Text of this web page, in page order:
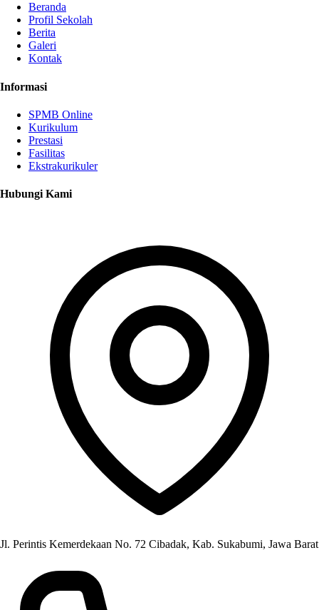
Beranda
Profil Sekolah
Berita
Galeri
Kontak
Informasi
SPMB Online
Kurikulum
Prestasi
Fasilitas
Ekstrakurikuler
Hubungi Kami
Jl. Perintis Kemerdekaan No. 72 Cibadak, Kab. Sukabumi, Jawa Barat